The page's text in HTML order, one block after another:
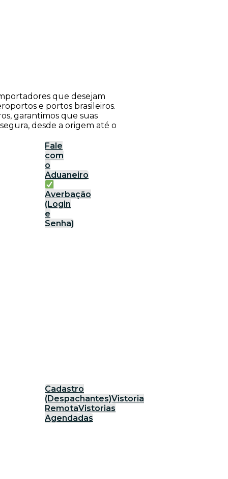
que desejam
e portos brasileiros.
garantimos que suas
desde a origem até o
Fale
com
o
Aduaneiro
Averbação
(Login
e
Senha)
Cadastro
(Despachantes)Vistoria
RemotaVistorias
Agendadas